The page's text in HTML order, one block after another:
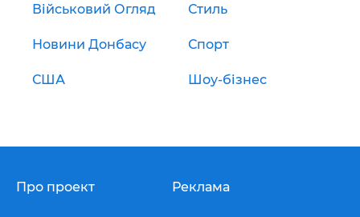
Військовий Огляд Стиль
Новини Донбасу Спорт
США Шоу-бізнес
Про проект Реклама